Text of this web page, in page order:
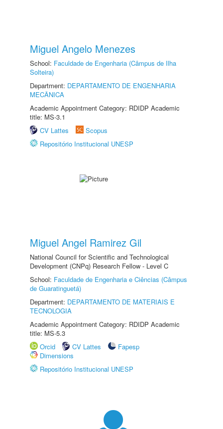
Miguel Angelo Menezes
School: Faculdade de Engenharia (Câmpus de Ilha
Solteira)
Department: DEPARTAMENTO DE ENGENHARIA
MECÂNICA
Academic Appointment Category: RDIDP Academic
title: MS-3.1
CV Lattes
Scopus
Repositório Institucional UNESP
Miguel Angel Ramirez Gil
National Council for Scientific and Technological
Development (CNPq) Research Fellow - Level C
School: Faculdade de Engenharia e Ciências (Câmpus
de Guaratinguetá)
Department: DEPARTAMENTO DE MATERIAIS E
TECNOLOGIA
Academic Appointment Category: RDIDP Academic
title: MS-5.3
Orcid
CV Lattes
Fapesp
Dimensions
Repositório Institucional UNESP